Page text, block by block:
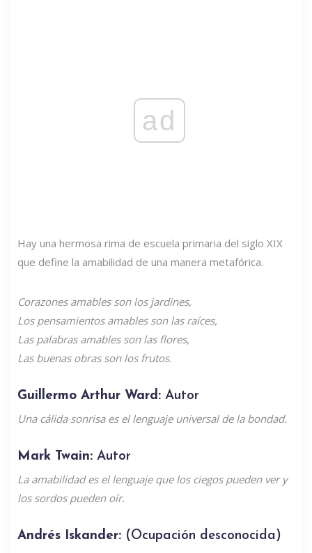
ad
Hay una hermosa rima de escuela primaria del siglo XIX
que define la amabilidad de una manera metafórica.
Corazones amables son los jardines,
Los pensamientos amables son las raíces,
Las palabras amables son las flores,
Las buenas obras son los frutos.
Guillermo Arthur Ward: Autor
Una cálida sonrisa es el lenguaje universal de la bondad.
Mark Twain: Autor
La amabilidad es el lenguaje que los ciegos pueden ver y
los sordos pueden oír.
Andrés Iskander: (Ocupación desconocida)